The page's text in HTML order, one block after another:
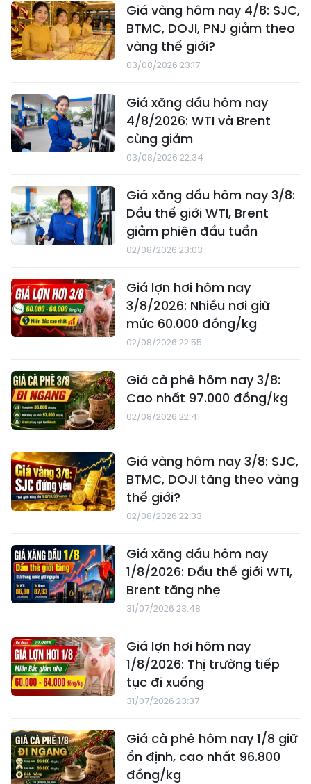
Giá vàng hôm nay 4/8: SJC,
BTMC, DOJI, PNJ giảm theo
vàng thế giới?
03/08/2026 23:17
Giá xăng dầu hôm nay
4/8/2026: WTI và Brent
cùng giảm
03/08/2026 22:34
Giá xăng dầu hôm nay 3/8:
Dầu thế giới WTI, Brent
giảm phiên đầu tuần
02/08/2026 23:03
Giá lợn hơi hôm nay
3/8/2026: Nhiều nơi giữ
mức 60.000 đồng/kg
02/08/2026 22:55
Giá cà phê hôm nay 3/8:
Cao nhất 97.000 đồng/kg
02/08/2026 22:41
Giá vàng hôm nay 3/8: SJC,
BTMC, DOJI tăng theo vàng
thế giới?
02/08/2026 22:33
Giá xăng dầu hôm nay
1/8/2026: Dầu thế giới WTI,
Brent tăng nhẹ
31/07/2026 23:48
Giá lợn hơi hôm nay
1/8/2026: Thị trường tiếp
tục đi xuống
31/07/2026 23:37
Giá cà phê hôm nay 1/8 giữ
ổn định, cao nhất 96.800
đồng/kg